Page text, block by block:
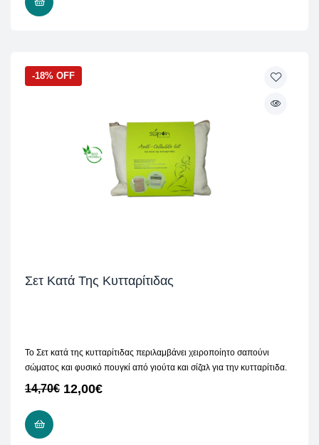
-18% OFF
Σετ Κατά Της Κυτταρίτιδας
Το Σετ κατά της κυτταρίτιδας περιλαμβάνει χειροποίητο σαπούνι
σώματος και φυσικό πουγκί από γιούτα και σίζαλ για την κυτταρίτιδα.
14,70€ 12,00€